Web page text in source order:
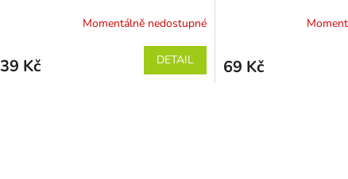
Momentálně nedostupné
39 Kč DETAIL 69 Kč